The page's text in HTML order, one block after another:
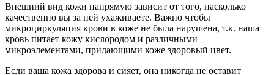
Внешний вид кожи напрямую зависит от того, насколько
качественно вы за ней ухаживаете. Важно чтобы
микроциркуляция крови в коже не была нарушена, т.к. наша
кровь питает кожу кислородом и различными
микроэлементами, придающими коже здоровый цвет.
Если ваша кожа здорова и сияет, она никогда не оставит